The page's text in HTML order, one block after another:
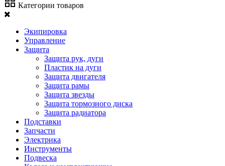
Категории товаров
Экипировка
Управление
Защита
Защита рук, дуги
Пластик на дуги
Защита двигателя
Защита рамы
Защита звезды
Защита тормозного диска
Защита радиатора
Подставки
Запчасти
Электрика
Инструменты
Подвеска